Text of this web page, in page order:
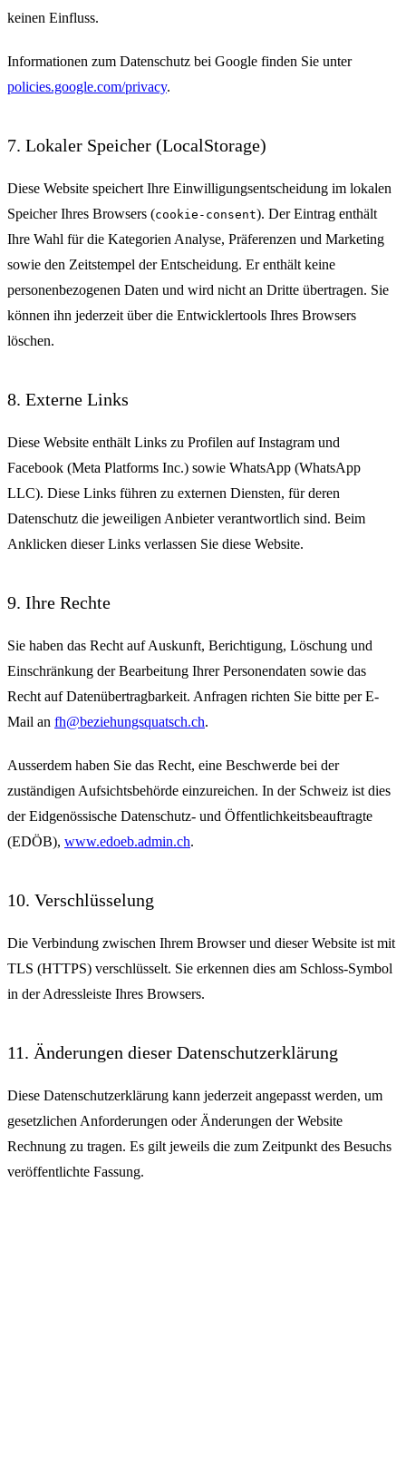
keinen Einfluss.
Informationen zum Datenschutz bei Google finden Sie unter
policies.google.com/privacy.
7. Lokaler Speicher (LocalStorage)
Diese Website speichert Ihre Einwilligungsentscheidung im lokalen
Speicher Ihres Browsers (cookie-consent). Der Eintrag enthält
Ihre Wahl für die Kategorien Analyse, Präferenzen und Marketing
sowie den Zeitstempel der Entscheidung. Er enthält keine
personenbezogenen Daten und wird nicht an Dritte übertragen. Sie
können ihn jederzeit über die Entwicklertools Ihres Browsers
löschen.
8. Externe Links
Diese Website enthält Links zu Profilen auf Instagram und
Facebook (Meta Platforms Inc.) sowie WhatsApp (WhatsApp
LLC). Diese Links führen zu externen Diensten, für deren
Datenschutz die jeweiligen Anbieter verantwortlich sind. Beim
Anklicken dieser Links verlassen Sie diese Website.
9. Ihre Rechte
Sie haben das Recht auf Auskunft, Berichtigung, Löschung und
Einschränkung der Bearbeitung Ihrer Personendaten sowie das
Recht auf Datenübertragbarkeit. Anfragen richten Sie bitte per E-
Mail an fh@beziehungsquatsch.ch.
Ausserdem haben Sie das Recht, eine Beschwerde bei der
zuständigen Aufsichtsbehörde einzureichen. In der Schweiz ist dies
der Eidgenössische Datenschutz- und Öffentlichkeitsbeauftragte
(EDÖB), www.edoeb.admin.ch.
10. Verschlüsselung
Die Verbindung zwischen Ihrem Browser und dieser Website ist mit
TLS (HTTPS) verschlüsselt. Sie erkennen dies am Schloss-Symbol
in der Adressleiste Ihres Browsers.
11. Änderungen dieser Datenschutzerklärung
Diese Datenschutzerklärung kann jederzeit angepasst werden, um
gesetzlichen Anforderungen oder Änderungen der Website
Rechnung zu tragen. Es gilt jeweils die zum Zeitpunkt des Besuchs
veröffentlichte Fassung.